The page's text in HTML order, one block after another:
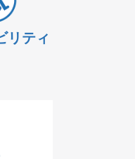
リティ